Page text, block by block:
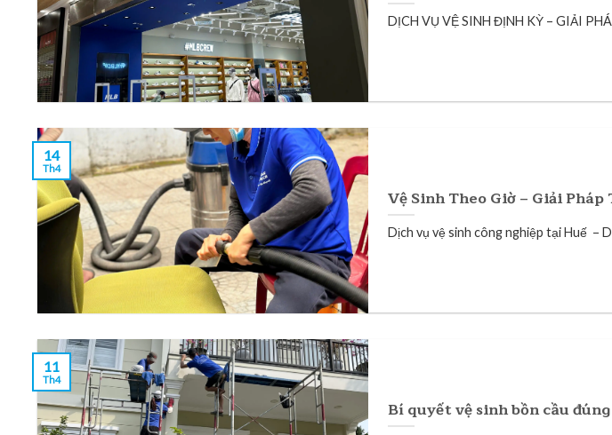
DỊCH VỤ VỆ SINH ĐỊNH KỲ – GIẢI
Vệ Sinh Theo Giờ – Giải
Dịch vụ vệ sinh công nghiệp tại Huế –
14
Th4
Bí quyết vệ sinh bồn cầu
11
Th4